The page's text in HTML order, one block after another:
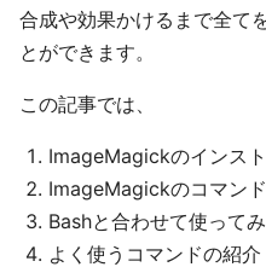
合成や効果かけるまで全て
とができます。
この記事では、
ImageMagickのインス
ImageMagickのコマン
Bashと合わせて使って
よく使うコマンドの紹介